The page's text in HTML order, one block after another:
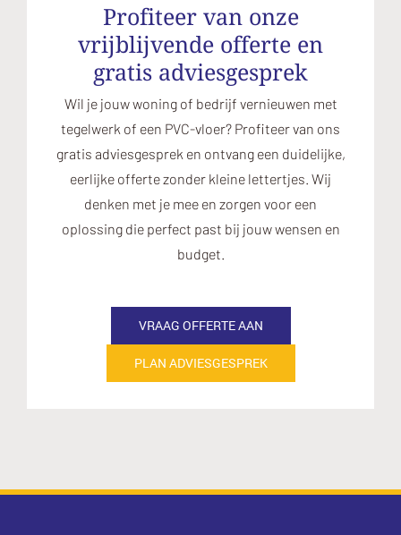
Profiteer van onze
vrijblijvende offerte en
gratis adviesgesprek
Wil je jouw woning of bedrijf vernieuwen met
tegelwerk of een PVC-vloer? Profiteer van ons
gratis adviesgesprek en ontvang een duidelijke,
eerlijke offerte zonder kleine lettertjes. Wij
denken met je mee en zorgen voor een
oplossing die perfect past bij jouw wensen en
budget.
VRAAG OFFERTE AAN
PLAN ADVIESGESPREK